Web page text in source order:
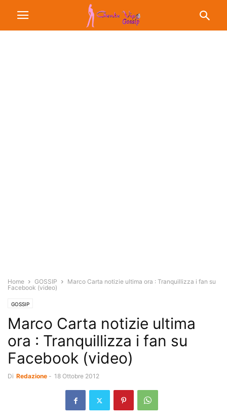
Home GOSSIP
Marco Carta notizie ultima ora : Tranquillizza i fan su
Facebook (video)
GOSSIP
Marco Carta notizie ultima
ora : Tranquillizza i fan su
Facebook (video)
Di Redazione - 18 Ottobre 2012